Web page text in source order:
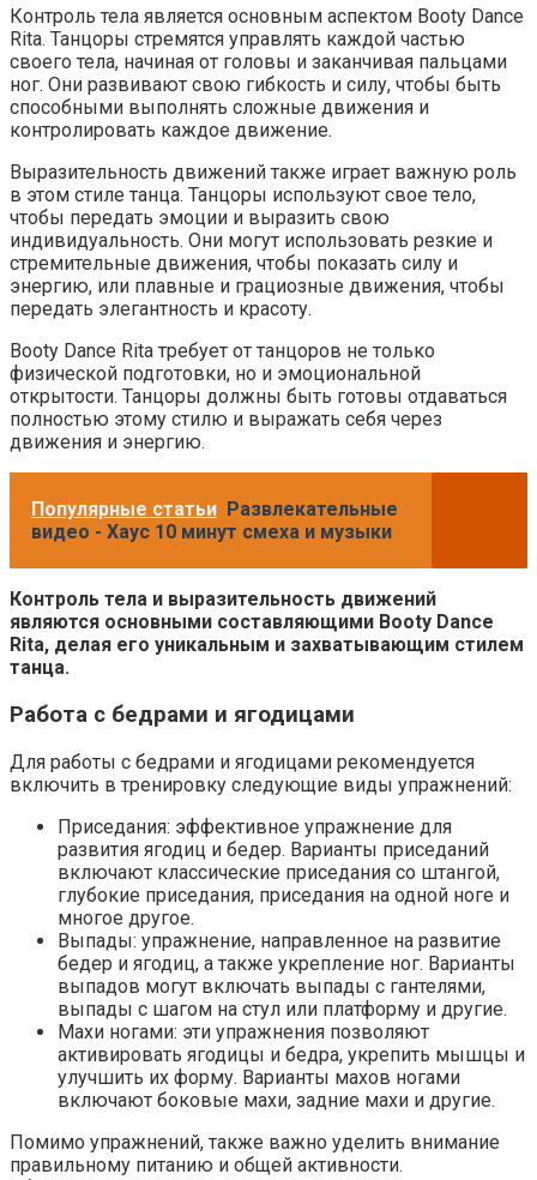
Контроль тела является основным аспектом Booty Dance
Rita. Танцоры стремятся управлять каждой частью
своего тела, начиная от головы и заканчивая пальцами
ног. Они развивают свою гибкость и силу, чтобы быть
способными выполнять сложные движения и
контролировать каждое движение.
Выразительность движений также играет важную роль
в этом стиле танца. Танцоры используют свое тело,
чтобы передать эмоции и выразить свою
индивидуальность. Они могут использовать резкие и
стремительные движения, чтобы показать силу и
энергию, или плавные и грациозные движения, чтобы
передать элегантность и красоту.
Booty Dance Rita требует от танцоров не только
физической подготовки, но и эмоциональной
открытости. Танцоры должны быть готовы отдаваться
полностью этому стилю и выражать себя через
движения и энергию.
Популярные статьи Развлекательные
видео - Хаус 10 минут смеха и музыки
Контроль тела и выразительность движений
являются основными составляющими Booty Dance
Rita, делая его уникальным и захватывающим стилем
танца.
Работа с бедрами и ягодицами
Для работы с бедрами и ягодицами рекомендуется
включить в тренировку следующие виды упражнений:
Приседания: эффективное упражнение для
развития ягодиц и бедер. Варианты приседаний
включают классические приседания со штангой,
глубокие приседания, приседания на одной ноге и
многое другое.
Выпады: упражнение, направленное на развитие
бедер и ягодиц, а также укрепление ног. Варианты
выпадов могут включать выпады с гантелями,
выпады с шагом на стул или платформу и другие.
Махи ногами: эти упражнения позволяют
активировать ягодицы и бедра, укрепить мышцы и
улучшить их форму. Варианты махов ногами
включают боковые махи, задние махи и другие.
Помимо упражнений, также важно уделить внимание
правильному питанию и общей активности.